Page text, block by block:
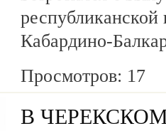
Кабардино-
Просмотров: 17
В